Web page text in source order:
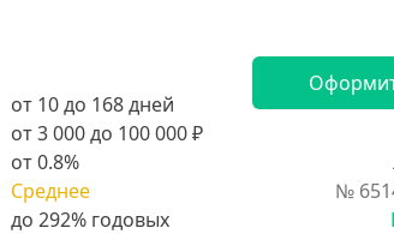
от 10 до 168 дней
от 3 000 до 100 000 ₽
от 0.8%
Среднее
№